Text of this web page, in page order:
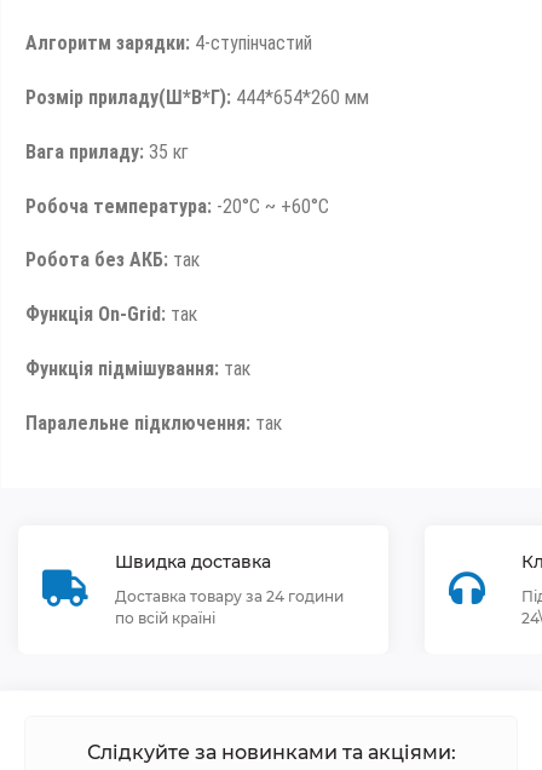
Алгоритм зарядки: 4-ступінчастий
Розмір приладу(Ш*В*Г): 444*654*260 мм
Вага приладу: 35 кг
Робоча температура: -20°C ~ +60°C
Робота без АКБ: так
Функція On-Grid: так
Функція підмішування: так
Паралельне підключення: так
Швидка доставка
Доставка товару за 24 години
по всій країні
Слідкуйте за новинками та акціями: